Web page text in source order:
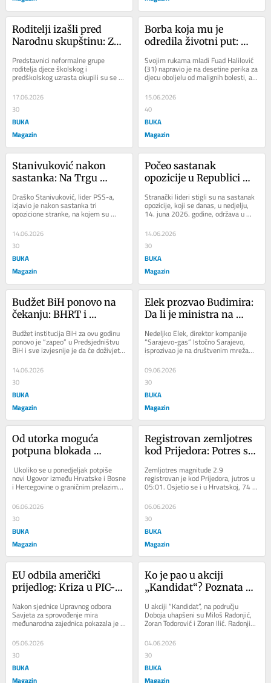
Roditelji izašli pred
Narodnu skupštinu: Za
mjesta u produženom
boravku!
Predstavnici neformalne grupe
roditelja djece školskog i
predškolskog uzrasta okupili su se
danas, 17. juna ispred Narodnog
pozorišta u Banjaluci...
17.06.2026
30
BUKA
Magazin
Borba koja mu je
odredila životni put:
Halilović, heroj koji je
perikama vraćao
Svojim rukama mladi Fuad Halilović
(31) napravio je na desetine perika za
djecu oboljelu od malignih bolesti, a
danas kada je preminuo za njim
žale...
15.06.2026
40
BUKA
Magazin
Stanivuković nakon
sastanka: Na Trgu
brojčanik o
zaduženjima
Draško Stanivuković, lider PSS-a,
izjavio je nakon sastanka tri
opozicione stranke, na kojem su
učestvovali i SDS i NF, da ih je
zaprepastila...
14.06.2026
30
BUKA
Magazin
Počeo sastanak
opozicije u Republici
lideri
Stranački lideri stigli su na sastanak
opozicije, koji se danas, u nedjelju,
14. juna 2026. godine, održava u
Banjaluci. Naime, predstavnici i...
14.06.2026
30
BUKA
Magazin
Budžet BiH ponovo na
čekanju: BHRT i
blokiraju dogovor
Budžet institucija BiH za ovu godinu
ponovo je “zapeo” u Predsjedništvu
BiH i sve izvjesnije je da će doživjeti
sudbinu budžeta za 2025....
14.06.2026
30
BUKA
Magazin
Elek prozvao Budimira:
Da li je ministra na
specijalaca dok je jeo
rebarca?
Nedeljko Elek, direktor kompanije
“Sarajevo-gas” Istočno Sarajevo,
isprozivao je na društvenim mrežama
Željka Budimira, ministra
unutrašnjih...
09.06.2026
30
BUKA
Magazin
Od utorka moguća
potpuna blokada
graničnog prelaza
prema Hrvatskoj
Ukoliko se u ponedjeljak potpiše
novi Ugovor između Hrvatske i Bosne
i Hercegovine o graničnim prelazima
postoji realna mogućnost da od
utorka...
06.06.2026
30
BUKA
Magazin
Registrovan zemljotres
kod Prijedora: Potres se
Zemljotres magnitude 2.9
registrovan je kod Prijedora, jutros u
05:01. Osjetio se i u Hrvatskoj, 74
kilometra od Zagreba.
Zemljotres magnitude 2.9 po...
06.06.2026
30
BUKA
Magazin
EU odbila američki
prijedlog: Kriza u PIC-u
ko će kontrolisati BiH
nakon Šmita?
Nakon sjednice Upravnog odbora
Savjeta za sprovođenje mira
međunarodna zajednica pokazala je
prve ozbiljne pukotine u odnosima
prema Bosni i...
05.06.2026
30
BUKA
Magazin
Ko je pao u akciji
„Kandidat“? Poznata
U akciji “Kandidat”, na području
Doboja uhapšeni su Miloš Radonjić,
Zoran Todorović i Zoran Ilić. Radonjić
04.06.2026
30
BUKA
Magazin